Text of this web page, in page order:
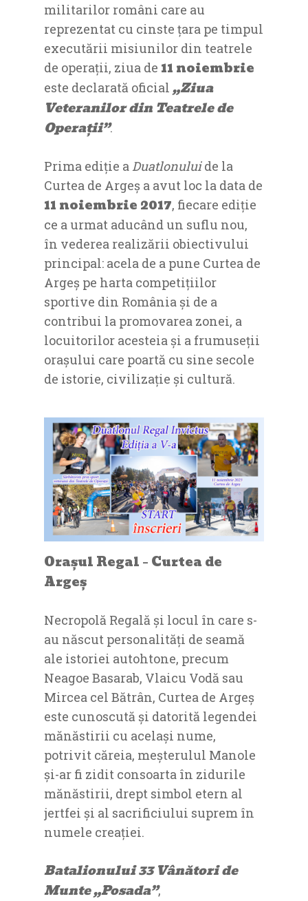
militarilor români care au
reprezentat cu cinste țara pe timpul
executării misiunilor din teatrele
de operaţii, ziua de 11 noiembrie
este declarată oficial„Ziua
Veteranilor din Teatrele de
Operații”.
Prima ediție aDuatlonuluide la
Curtea de Argeș a avut loc la data de
11 noiembrie 2017, fiecare ediție
ce a urmat aducând un suflu nou,
în vederea realizării obiectivului
principal: acela de a pune Curtea de
Argeș pe harta competițiilor
sportive din România și de a
contribui la promovarea zonei, a
locuitorilor acesteia și a frumuseții
orașului care poartă cu sine secole
de istorie, civilizație și cultură.
Orașul Regal – Curtea de
Argeș
Necropolă Regală și locul în care s-
au născut personalități de seamă
ale istoriei autohtone, precum
Neagoe Basarab, Vlaicu Vodă sau
Mircea cel Bătrân, Curtea de Argeș
este cunoscută și datorită legendei
mănăstirii cu același nume,
potrivit căreia, meșterulul Manole
și-ar fi zidit consoarta în zidurile
mănăstirii, drept simbol etern al
jertfei și al sacrificiului suprem în
numele creației.
Batalionului 33 Vânători de
Munte „Posada”,